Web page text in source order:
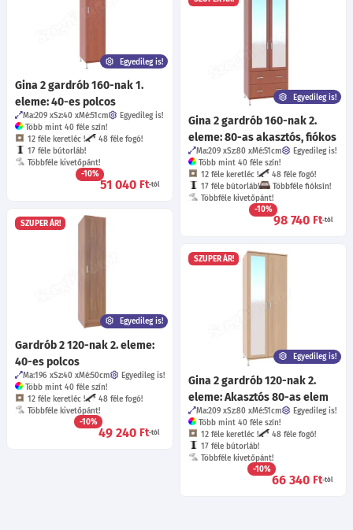
Egyedileg is!
Gina 2 gardrób 160-nak 1.
eleme: 40-es polcos
Ma:209 Sz:40 Mé:51cm
Egyedileg is!
Több mint 40 féle szín!
12 féle keretléc !
48 féle fogó!
17 féle bútorláb!
Többféle kivetőpánt!
-10%
51 040 Ft-tól
Egyedileg is!
Gina 2 gardrób 160-nak 2.
eleme: 80-as akasztós, fiókos
Ma:209 Sz:80 Mé:51cm
Egyedileg is!
Több mint 40 féle szín!
12 féle keretléc !
48 féle fogó!
17 féle bútorláb!
Többféle fióksín!
Többféle kivetőpánt!
-10%
98 740 Ft-tól
SZUPER ÁR!
Egyedileg is!
Gardrób 2 120-nak 2. eleme:
40-es polcos
Ma:196 Sz:40 Mé:50cm
Egyedileg is!
Több mint 40 féle szín!
12 féle keretléc !
48 féle fogó!
Többféle kivetőpánt!
-10%
49 240 Ft-tól
SZUPER ÁR!
Egyedileg is!
Gina 2 gardrób 120-nak 2.
eleme: Akasztós 80-as elem
Ma:209 Sz:80 Mé:51cm
Egyedileg is!
Több mint 40 féle szín!
12 féle keretléc !
48 féle fogó!
17 féle bútorláb!
Többféle kivetőpánt!
-10%
66 340 Ft-tól